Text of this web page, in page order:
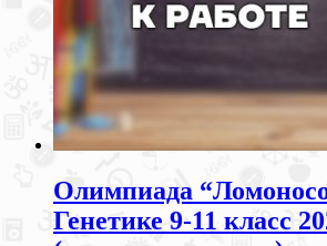
Олимпиада
Генетике 9-11 класс